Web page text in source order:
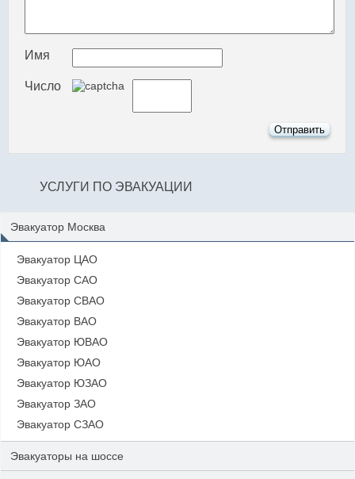
Имя
Число
УСЛУГИ ПО ЭВАКУАЦИИ
Эвакуатор Москва
Эвакуатор ЦАО
Эвакуатор САО
Эвакуатор СВАО
Эвакуатор ВАО
Эвакуатор ЮВАО
Эвакуатор ЮАО
Эвакуатор ЮЗАО
Эвакуатор ЗАО
Эвакуатор СЗАО
Эвакуаторы на шоссе